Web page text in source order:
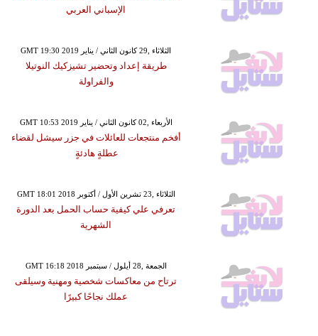
الإسباني العربي
GMT 19:30 2019 الثلاثاء ,29 كانون الثاني / يناير
طريقة إعداد وتحضير تشيزكيك النوتيلا
والفراولة
GMT 10:53 2019 الأربعاء ,02 كانون الثاني / يناير
أفخم منتجعات للعائلات في جزر سيشل لقضاء
عطلةٍ هادئةٍ
GMT 18:01 2018 الثلاثاء ,23 تشرين الأول / أكتوبر
تعرفي علي كيفية حساب الحمل بعد الدورة
الشهرية
GMT 16:18 2018 الجمعة ,28 أيلول / سبتمبر
ترتاح من معاكسات شخصية ومهنية وسيلقى
عملك نجاحًا كبيرًا